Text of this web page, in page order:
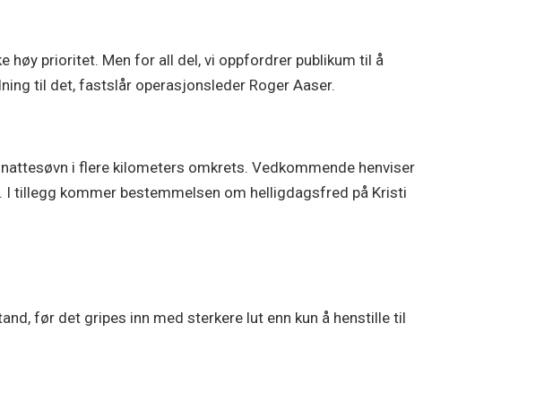
høy prioritet. Men for all del, vi oppfordrer publikum til å
til det, fastslår operasjonsleder Roger Aaser.
i flere kilometers omkrets. Vedkommende henviser
tillegg kommer bestemmelsen om helligdagsfred på Kristi
før det gripes inn med sterkere lut enn kun å henstille til